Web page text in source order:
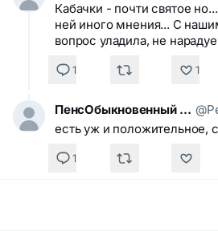
Кабачки - почти святое
ней иного мнения... С
вопрос уладила, не
1 1
ПенсОбыкновенный Российский
есть уж и положительное,
1